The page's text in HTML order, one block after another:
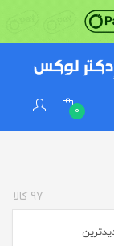
0
97 کالا